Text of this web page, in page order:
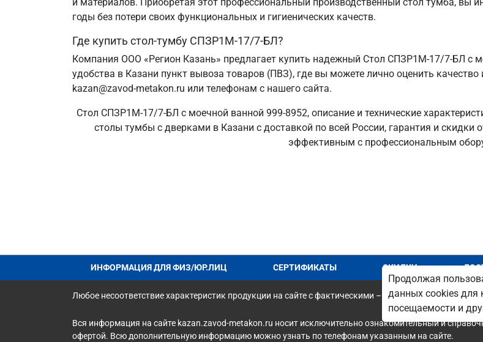
годы без потери своих функциональных и гигиенических качеств.
Где купить стол-тумбу СПЗР1М-17/7-БЛ?
Компания ООО «Регион Казань» предлагает купить надежный Стол СПЗР1М-17/7-БЛ с
удобства в Казани пункт вывоза товаров (ПВЗ), где вы можете лично оценить
kazan@zavod-metakon.ru или телефонам с нашего сайта.
Стол СПЗР1М-17/7-БЛ с моечной ванной 999-8952, описание и технические
столы тумбы с дверками в Казани с доставкой по всей России, гарантия и скидки
эффективным с профессиональным
ИНФОРМАЦИЯ ДЛЯ ФИЗ/ЮР.ЛИЦ СЕРТИФИКАТЫ СКИДКИ
Любое несоответствие характеристик продукции на сайте с фактическими – является опечаткой.
Вся информация на сайте kazan.zavod-metakon.ru носит исключительно ознакомительный и
офертой. Всю дополнительную информацию можно узнать по телефонам указанным на сайте.
Продолжая
данных cookies для
посещаемости и